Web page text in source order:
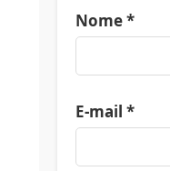
Nome*
E-mail *